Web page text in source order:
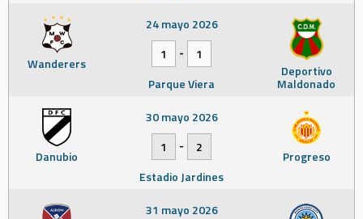
Wanderers Deportivo
Maldonado
24 mayo 2026
1
-
1
Parque Viera
Danubio Progreso
30 mayo 2026
1
-
2
Estadio Jardines
31 mayo 2026